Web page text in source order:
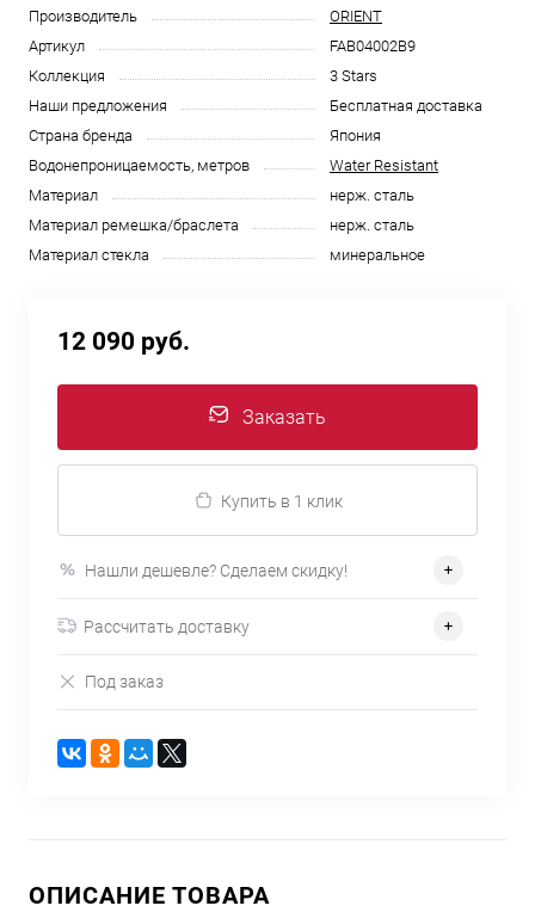
Производитель
ORIENT
Артикул
FAB04002B9
Коллекция
3 Stars
Наши предложения
Бесплатная доставка
Страна бренда
Япония
Водонепроницаемость, метров
Water Resistant
Материал
нерж. сталь
Материал ремешка/браслета
нерж. сталь
Материал стекла
минеральное
12 090 руб.
Заказать
Купить в 1 клик
Нашли дешевле? Сделаем скидку!
Рассчитать доставку
Под заказ
ОПИСАНИЕ ТОВАРА